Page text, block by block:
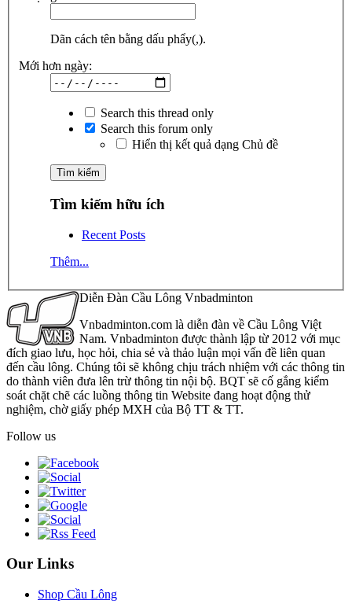
Dãn cách tên bằng dấu phẩy(,).
Mới hơn ngày:
Search this thread only
Search this forum only
Hiển thị kết quả dạng Chủ đề
Tìm kiếm hữu ích
Recent Posts
Thêm...
Diễn Đàn Cầu Lông Vnbadminton
Vnbadminton.com là diễn đàn về Cầu Lông Việt
Nam. Vnbadminton được thành lập từ 2012 với mục
đích giao lưu, học hỏi, chia sẻ và thảo luận mọi vấn đề liên quan
đến cầu lông. Chúng tôi sẽ không chịu trách nhiệm với các thông tin
do thành viên đưa lên trừ thông tin nội bộ. BQT sẽ cố gắng kiểm
soát chặt chẽ các luồng thông tin Website đang hoạt động thử
nghiệm, chờ giấy phép MXH của Bộ TT & TT.
Follow us
Our Links
Shop Cầu Lông